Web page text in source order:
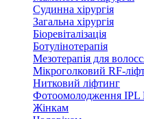
Судинна хірургія
Загальна хірургія
Біоревіталізація
Ботулінотерапія
Мезотерапія для
Мікроголковий RF-
Нитковий ліфтинг
Фотоомолодження IPL
Жінкам